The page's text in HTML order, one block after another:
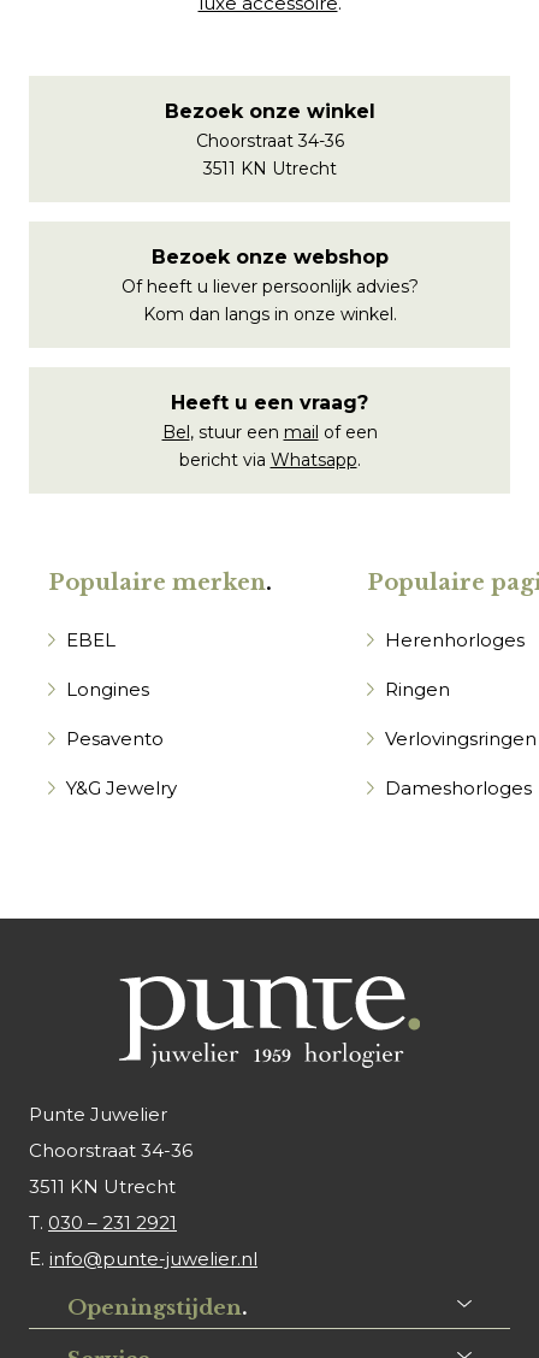
Bezoek onze winkel
Choorstraat 34-36
3511 KN Utrecht
Bezoek onze webshop
Of heeft u liever persoonlijk advies?
Kom dan langs in onze winkel.
Heeft u een vraag?
Bel, stuur een mail of een
bericht via Whatsapp.
Populaire merken.
EBEL
Longines
Pesavento
Y&G Jewelry
Populaire
Herenhorloges
Ringen
Verlovingsringen
Dameshorloges
Punte Juwelier
Choorstraat 34-36
3511 KN Utrecht
T. 030 – 231 2921
E. info@punte-juwelier.nl
Openingstijden.